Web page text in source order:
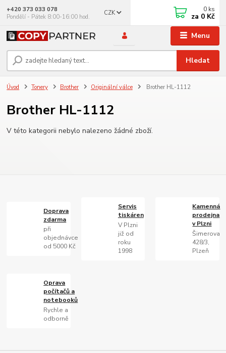
Menu
CZK
Hledat
+420 373 033 078
Pondělí - Pátek 8:00-16:00 hod.
0 ks
za 0 Kč
Úvod Tonery Brother Originální válce Brother HL-1112
Brother HL-1112
V této kategorii nebylo nalezeno žádné zboží.
Doprava
zdarma
při
objednávce
od 5000 Kč
Servis
tiskáren
V Plzni
již od
roku
1998
Kamenná
prodejna
v Plzni
Šimerova
428/3,
Plzeň
Oprava
počítačů a
notebooků
Rychle a
odborně